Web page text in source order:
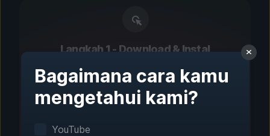
Langkah 1 - Download & Instal
Pengaturan Satu Klik
Deteksi permainan cerdas akan menemukan
game yang terinstal secara otomatis. Tak
perlu konfigurasi manual.
Bagaimana cara kamu
mengetahui kami?
YouTube